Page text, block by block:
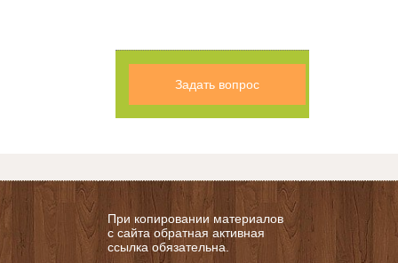
Задать вопрос
При копировании материалов
с сайта обратная активная
ссылка обязательна.